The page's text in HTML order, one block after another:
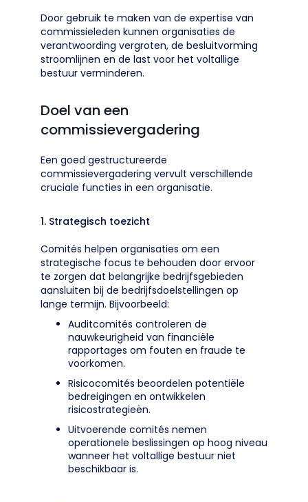
Door gebruik te maken van de expertise van
commissieleden kunnen organisaties de
verantwoording vergroten, de besluitvorming
stroomlijnen en de last voor het voltallige
bestuur verminderen.
Doel van een
commissievergadering
Een goed gestructureerde
commissievergadering vervult verschillende
cruciale functies in een organisatie.
1. Strategisch toezicht
Comités helpen organisaties om een
strategische focus te behouden door ervoor
te zorgen dat belangrijke bedrijfsgebieden
aansluiten bij de bedrijfsdoelstellingen op
lange termijn. Bijvoorbeeld:
Auditcomités controleren de
nauwkeurigheid van financiële
rapportages om fouten en fraude te
voorkomen.
Risicocomités beoordelen potentiële
bedreigingen en ontwikkelen
risicostrategieën.
Uitvoerende comités nemen
operationele beslissingen op hoog niveau
wanneer het voltallige bestuur niet
beschikbaar is.